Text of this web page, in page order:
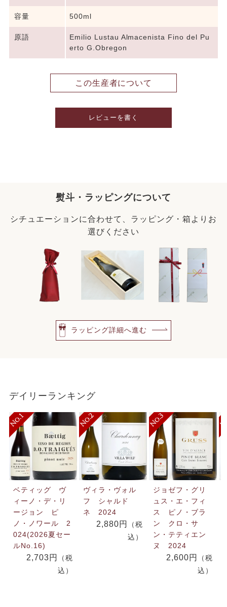
容量 500ml
原語
Emilio Lustau Almacenista Fino del Pu
erto G.Obregon
この生産者について
レビューを書く
熨斗・ラッピングについて
シチュエーションに合わせて、ラッピング・箱よりお
選びください
ラッピング詳細へ進む
デイリーランキング
ベティッグ ヴ
ィーノ・デ・リ
ージョン ピ
ノ・ノワール 2
024(2026夏セー
ルNo.16)
2,703円
（税
込）
ヴィラ・ヴォル
フ シャルド
ネ 2024
2,880円
（税
込）
ジョゼフ・グリ
ュス・エ・フィ
ス ピノ・ブラ
ン クロ・サ
ン・テティエン
ヌ 2024
2,600円
（税
込）